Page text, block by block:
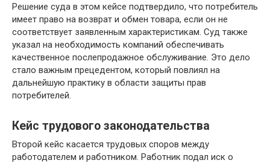
Решение суда в этом кейсе подтвердило, что потребитель
имеет право на возврат и обмен товара, если он не
соответствует заявленным характеристикам. Суд также
указал на необходимость компаний обеспечивать
качественное послепродажное обслуживание. Это дело
стало важным прецедентом, который повлиял на
дальнейшую практику в области защиты прав
потребителей.
Кейс трудового законодательства
Второй кейс касается трудовых споров между
работодателем и работником. Работник подал иск о